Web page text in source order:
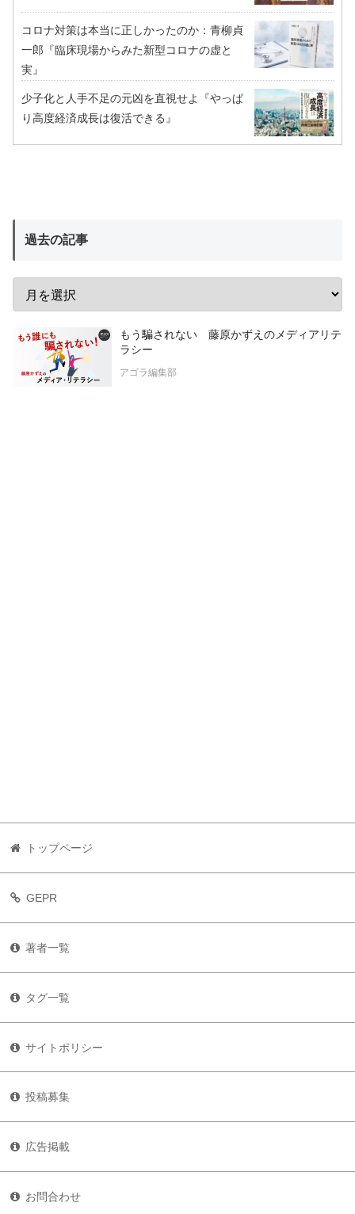
コロナ対策は本当に正しかったのか：青柳貞
一郎『臨床現場からみた新型コロナの虚と
実』
少子化と人手不足の元凶を直視せよ『やっぱ
り高度経済成長は復活できる』
過去の記事
もう騙されない 藤原かずえのメディアリテ
ラシー
アゴラ編集部
トップページ
GEPR
著者一覧
タグ一覧
サイトポリシー
投稿募集
広告掲載
お問合わせ